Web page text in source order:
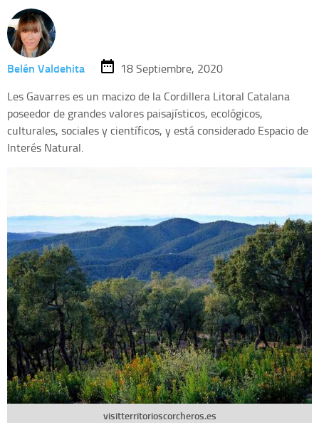
Belén Valdehita
18 Septiembre, 2020
Les Gavarres es un macizo de la Cordillera Litoral Catalana
poseedor de grandes valores paisajísticos, ecológicos,
culturales, sociales y científicos, y está considerado Espacio de
Interés Natural.
visitterritorioscorcheros.es